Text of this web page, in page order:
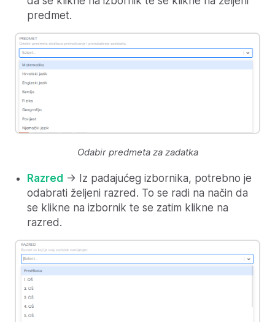
predmet.
Odabir predmeta za zadatka
Razred -> Iz padajućeg izbornika, potrebno je
odabrati željeni razred. To se radi na način da
se klikne na izbornik te se zatim klikne na
razred.